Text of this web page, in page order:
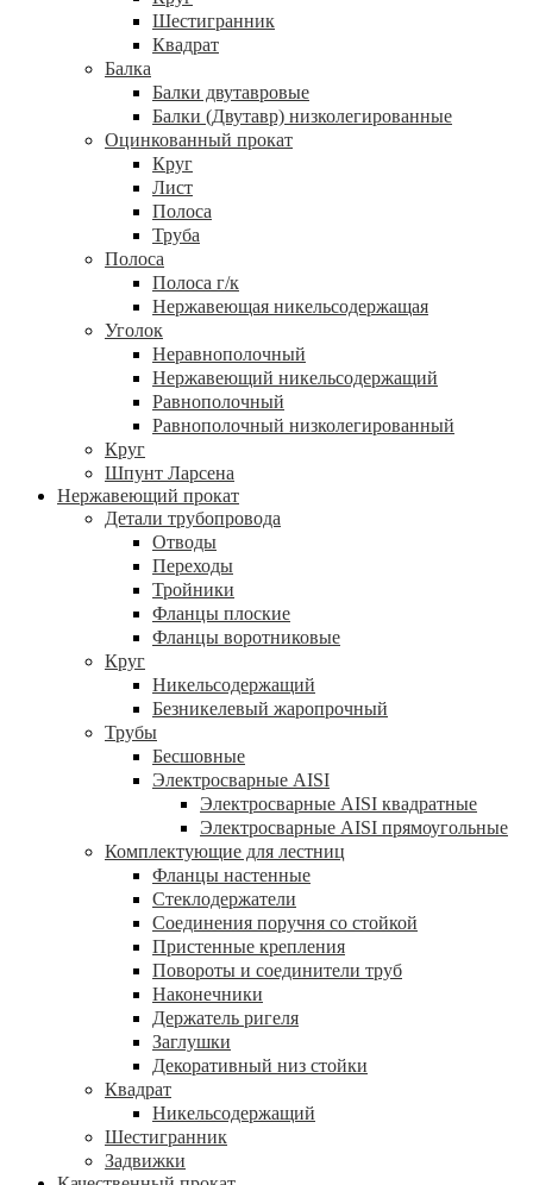
Шестигранник
Квадрат
Балка
Балки двутавровые
Балки (Двутавр) низколегированные
Оцинкованный прокат
Круг
Лист
Полоса
Труба
Полоса
Полоса г/к
Нержавеющая никельсодержащая
Уголок
Неравнополочный
Нержавеющий никельсодержащий
Равнополочный
Равнополочный низколегированный
Круг
Шпунт Ларсена
Нержавеющий прокат
Детали трубопровода
Отводы
Переходы
Тройники
Фланцы плоские
Фланцы воротниковые
Круг
Никельсодержащий
Безникелевый жаропрочный
Трубы
Бесшовные
Электросварные AISI
Электросварные AISI квадратные
Электросварные AISI прямоугольные
Комплектующие для лестниц
Фланцы настенные
Стеклодержатели
Соединения поручня со стойкой
Пристенные крепления
Повороты и соединители труб
Наконечники
Держатель ригеля
Заглушки
Декоративный низ стойки
Квадрат
Никельсодержащий
Шестигранник
Задвижки